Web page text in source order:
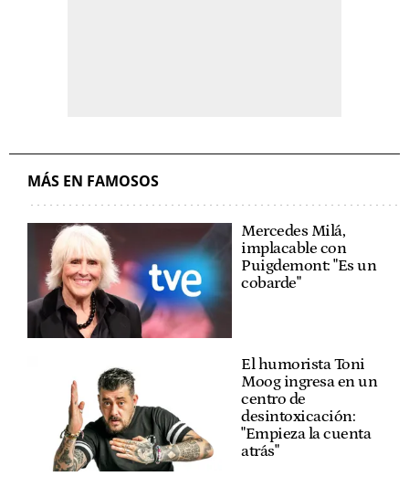
MÁS EN FAMOSOS
Mercedes Milá,
implacable con
Puigdemont: "Es un
cobarde"
El humorista Toni
Moog ingresa en un
centro de
desintoxicación:
"Empieza la cuenta
atrás"